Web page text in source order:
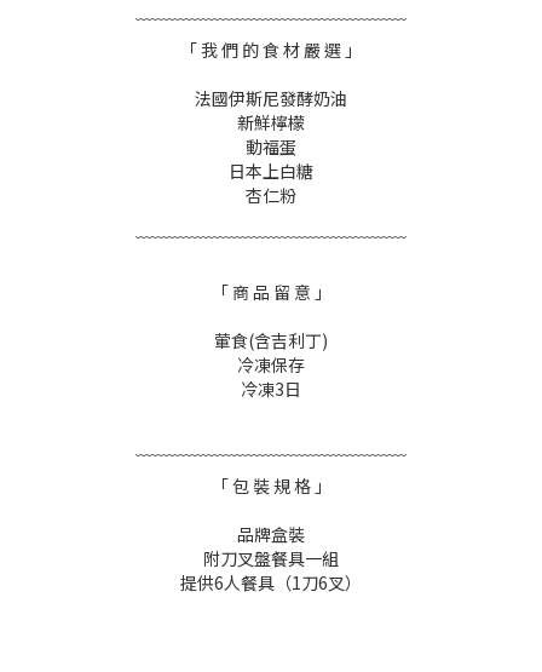
﹋﹋﹋﹋﹋﹋﹋﹋﹋﹋﹋﹋﹋﹋﹋﹋
「 我 們 的 食 材 嚴 選 」
法國伊斯尼發酵奶油
新鮮檸檬
動福蛋
日本上白糖
杏仁粉
﹋﹋﹋﹋﹋﹋﹋﹋﹋﹋﹋﹋﹋﹋﹋﹋
「 商 品 留 意 」
葷食(含吉利丁)
冷凍保存
冷凍3日
﹋﹋﹋﹋﹋﹋﹋﹋﹋﹋﹋﹋﹋﹋﹋﹋
「 包 裝 規 格 」
品牌盒裝
附刀叉盤餐具一組
提供6人餐具（1刀6叉）